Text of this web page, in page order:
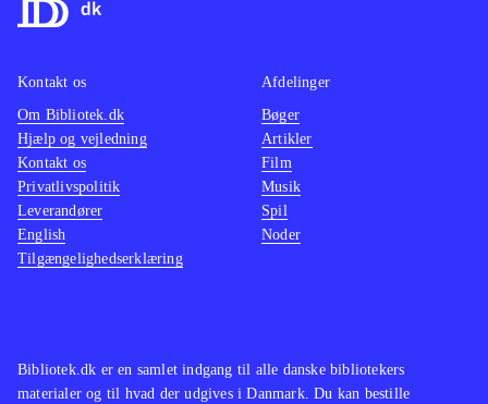
Bibliotek.dk er en samlet indgang til alle danske bibliotekers
materialer og til hvad der udgives i Danmark. Du kan bestille
Kontakt os
Om Bibliotek.dk
Hjælp og vejledning
Kontakt os
Privatlivspolitik
Leverandører
English
Tilgængelighedserklæring
Afdelinger
Bøger
Artikler
Film
Musik
Spil
Noder